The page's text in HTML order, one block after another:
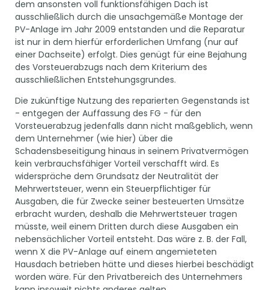
dem ansonsten voll funktionsfähigen Dach ist
ausschließlich durch die unsachgemäße Montage der
PV-Anlage im Jahr 2009 entstanden und die Reparatur
ist nur in dem hierfür erforderlichen Umfang (nur auf
einer Dachseite) erfolgt. Dies genügt für eine Bejahung
des Vorsteuerabzugs nach dem Kriterium des
ausschließlichen Entstehungsgrundes.
Die zukünftige Nutzung des reparierten Gegenstands ist
- entgegen der Auffassung des FG - für den
Vorsteuerabzug jedenfalls dann nicht maßgeblich, wenn
dem Unternehmer (wie hier) über die
Schadensbeseitigung hinaus in seinem Privatvermögen
kein verbrauchsfähiger Vorteil verschafft wird. Es
widerspräche dem Grundsatz der Neutralität der
Mehrwertsteuer, wenn ein Steuerpflichtiger für
Ausgaben, die für Zwecke seiner besteuerten Umsätze
erbracht wurden, deshalb die Mehrwertsteuer tragen
müsste, weil einem Dritten durch diese Ausgaben ein
nebensächlicher Vorteil entsteht. Das wäre z. B. der Fall,
wenn X die PV-Anlage auf einem angemieteten
Hausdach betrieben hätte und dieses hierbei beschädigt
worden wäre. Für den Privatbereich des Unternehmers